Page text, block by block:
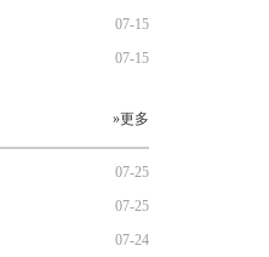
07-15
07-15
»更多
07-25
07-25
07-24